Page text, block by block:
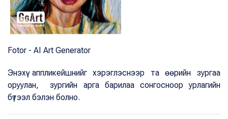
Fotor - AI Art Generator
Энэхүү аппликейшнийг хэрэглэснээр та өөрийн зургаа
оруулан, зургийн арга барилаа сонгосноор урлагийн
бүтээл бэлэн болно.